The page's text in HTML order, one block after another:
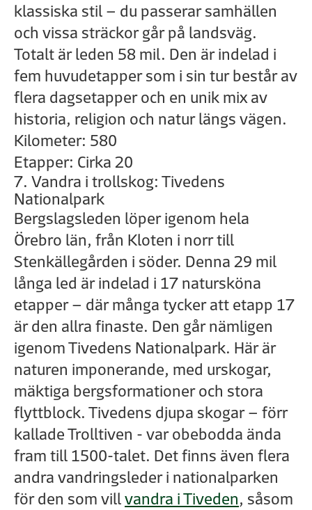
klassiska stil – du passerar samhällen
och vissa sträckor går på landsväg.
Totalt är leden 58 mil. Den är indelad i
fem huvudetapper som i sin tur består av
flera dagsetapper och en unik mix av
historia, religion och natur längs vägen.
Kilometer: 580
Etapper: Cirka 20
7. Vandra i trollskog: Tivedens
Nationalpark
Bergslagsleden löper igenom hela
Örebro län, från Kloten i norr till
Stenkällegården i söder. Denna 29 mil
långa led är indelad i 17 natursköna
etapper – där många tycker att etapp 17
är den allra finaste. Den går nämligen
igenom Tivedens Nationalpark. Här är
naturen imponerande, med urskogar,
mäktiga bergsformationer och stora
flyttblock. Tivedens djupa skogar – förr
kallade Trolltiven - var obebodda ända
fram till 1500-talet. Det finns även flera
andra vandringsleder i nationalparken
för den som villvandra i Tiveden, såsom